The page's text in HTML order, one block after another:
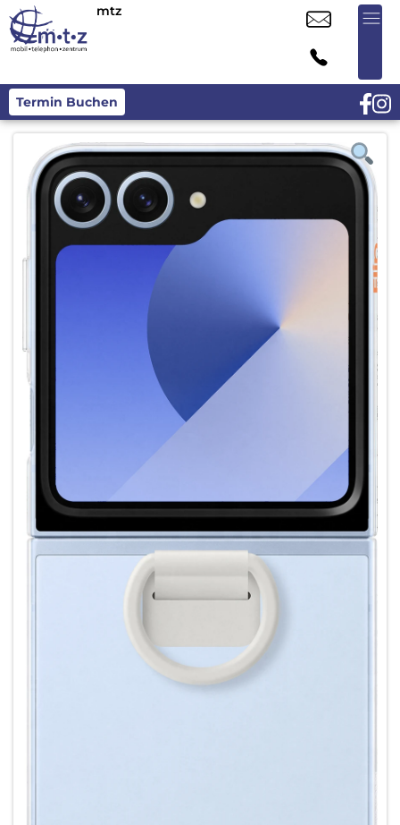
mtz
Termin Buchen